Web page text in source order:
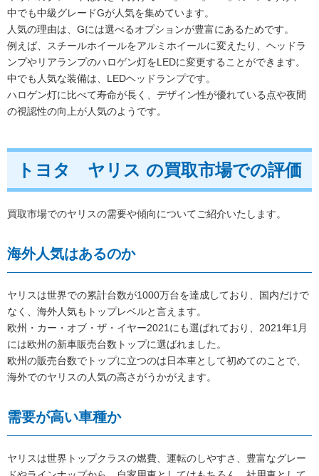
中でも中級グレードGが人気を集めています。
人気の理由は、Gには選べるオプションが豊富にあるためです。
例えば、スチールホイールをアルミホイールに変えたり、ヘッドラ
ンプやリアランプのハロゲン灯をLEDに変更することができます。
中でも人気な装備は、LEDヘッドランプです。
ハロゲン灯に比べて寿命が長く、デザイン性が優れている点や夜間
の視認性の向上が人気のようです。
トヨタ ヤリス の買取市場での評価
買取市場でのヤリスの需要や傾向についてご紹介いたします。
海外人気はあるのか
ヤリスは世界での累計台数が1000万台を達成しており、国内だけで
なく、海外人気もトップレベルと言えます。
欧州・カー・オブ・ザ・イヤー2021にも選ばれており、2021年1月
には欧州の新車販売台数トップに選ばれました。
欧州の販売台数でトップに立つのは日本車として初めてのことで、
海外でのヤリスの人気の高さがうかがえます。
需要が高い車種か
ヤリスは世界トップクラスの燃費、運転のしやすさ、豊富なグレー